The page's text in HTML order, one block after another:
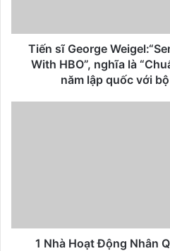
Tiến sĩ George
With HBO”, nghĩa là
năm lập quốc với
1 Nhà Hoạt Động Nhân